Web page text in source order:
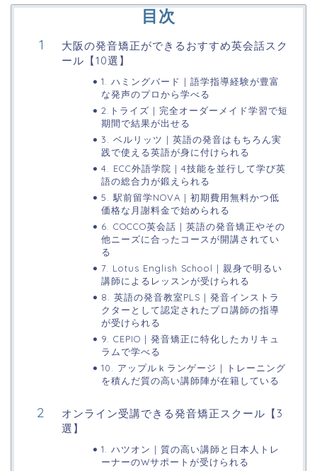
目次
大阪の発音矯正ができるおすすめ英会話スク
ール【10選】
1. ハミングバード | 語学指導経験が豊富
な発声のプロから学べる
2.トライズ | 完全オーダーメイド学習で短
期間で結果が出せる
3. ベルリッツ | 英語の発音はもちろん実
践で使える英語が身に付けられる
4. ECC外語学院 | 4技能を並行して学び英
語の総合力が鍛えられる
5. 駅前留学NOVA | 初期費用無料かつ低
価格な月謝料金で始められる
6. COCCO英会話 | 英語の発音矯正やその
他ニーズに合ったコースが開講されてい
る
7. Lotus English School | 親身で明るい
講師によるレッスンが受けられる
8. 英語の発音教室PLS | 発音インストラ
クターとして認定されたプロ講師の指導
が受けられる
9. CEPIO | 発音矯正に特化したカリキュ
ラムで学べる
10. アップルｋランゲージ | トレーニング
を積んだ質の高い講師陣が在籍している
オンライン受講できる発音矯正スクール【3
選】
1. ハツオン | 質の高い講師と日本人トレ
ーナーのWサポートが受けられる